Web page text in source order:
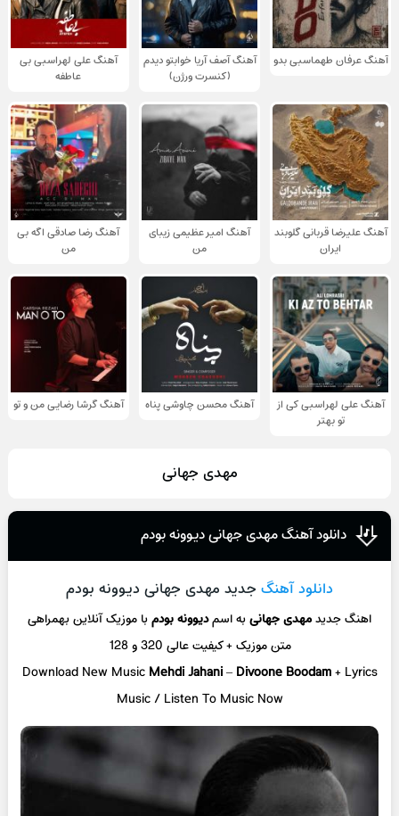
آهنگ عرفان طهماسبی بدو
آهنگ آصف آریا خوابتو دیدم
(کنسرت ورژن)
آهنگ علی لهراسبی بی
عاطفه
آهنگ علیرضا قربانی گلوبند
ایران
آهنگ امیر عظیمی زیبای
من
آهنگ رضا صادقی اگه بی
من
آهنگ علی لهراسبی کی از
تو ‌بهتر
آهنگ محسن چاوشی پناه آهنگ گرشا رضایی من و تو
مهدی جهانی
دانلود آهنگ مهدی جهانی دیوونه بودم
دانلود آهنگ جدید مهدی جهانی دیوونه بودم
اهنگ جدیدمهدی جهانیبه اسمدیوونه بودمبا موزیک آنلاینبهمراهی
متن موزیک + کیفیت عالی 320 و 128
Download New Music Mehdi Jahani–Divoone Boodam+ Lyrics
Music / Listen To Music Now